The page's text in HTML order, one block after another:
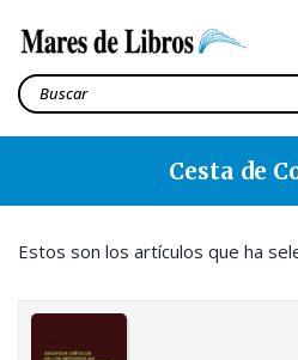
Cesta de
Estos son los artículos que ha